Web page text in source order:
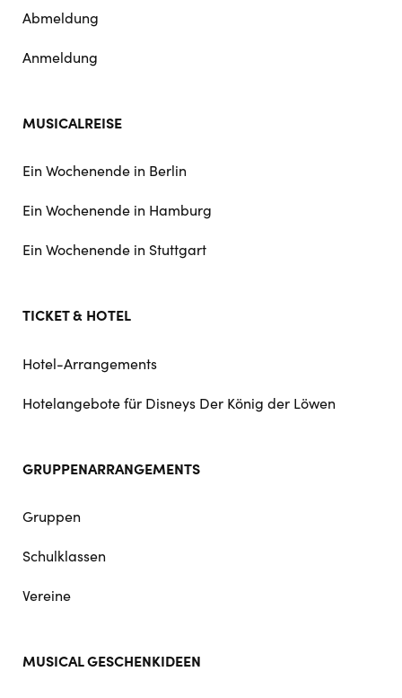
Abmeldung
Anmeldung
MUSICALREISE
Ein Wochenende in Berlin
Ein Wochenende in Hamburg
Ein Wochenende in Stuttgart
TICKET & HOTEL
Hotel-Arrangements
Hotelangebote für Disneys Der König der Löwen
GRUPPENARRANGEMENTS
Gruppen
Schulklassen
Vereine
MUSICAL GESCHENKIDEEN